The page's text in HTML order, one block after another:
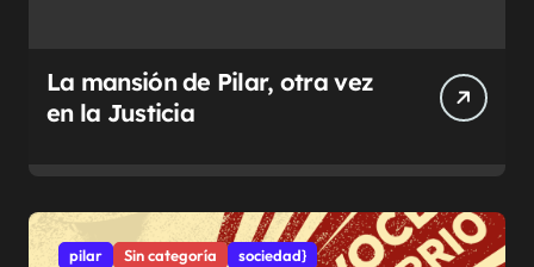
La mansión de Pilar, otra vez
en la Justicia
pilar Sin categoría sociedad}